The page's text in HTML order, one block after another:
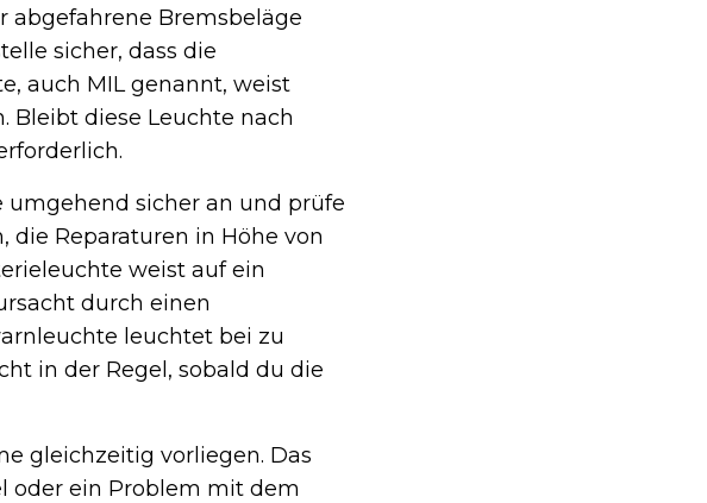
abgefahrene Bremsbeläge
sicher, dass die
auch MIL genannt, weist
Bleibt diese Leuchte nach
sicher an und prüfe
die Reparaturen in Höhe von
weist auf ein
durch einen
leuchtet bei zu
in der Regel, sobald du die
gleichzeitig vorliegen. Das
oder ein Problem mit dem